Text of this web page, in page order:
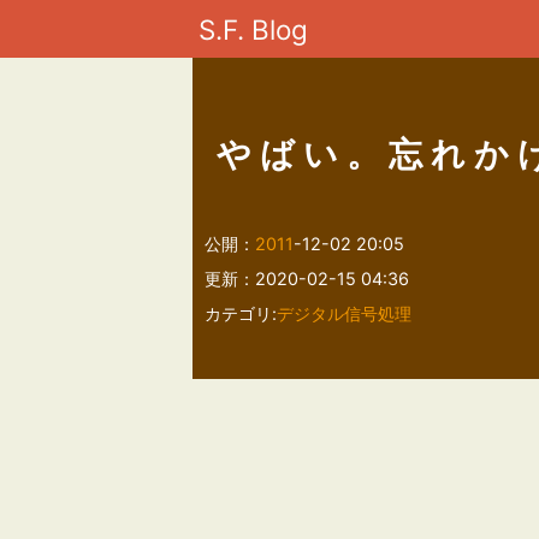
S.F. Blog
やばい。忘れか
公開： 2011-12-02 20:05
更新：2020-02-15 04:36
カテゴリ:デジタル信号処理